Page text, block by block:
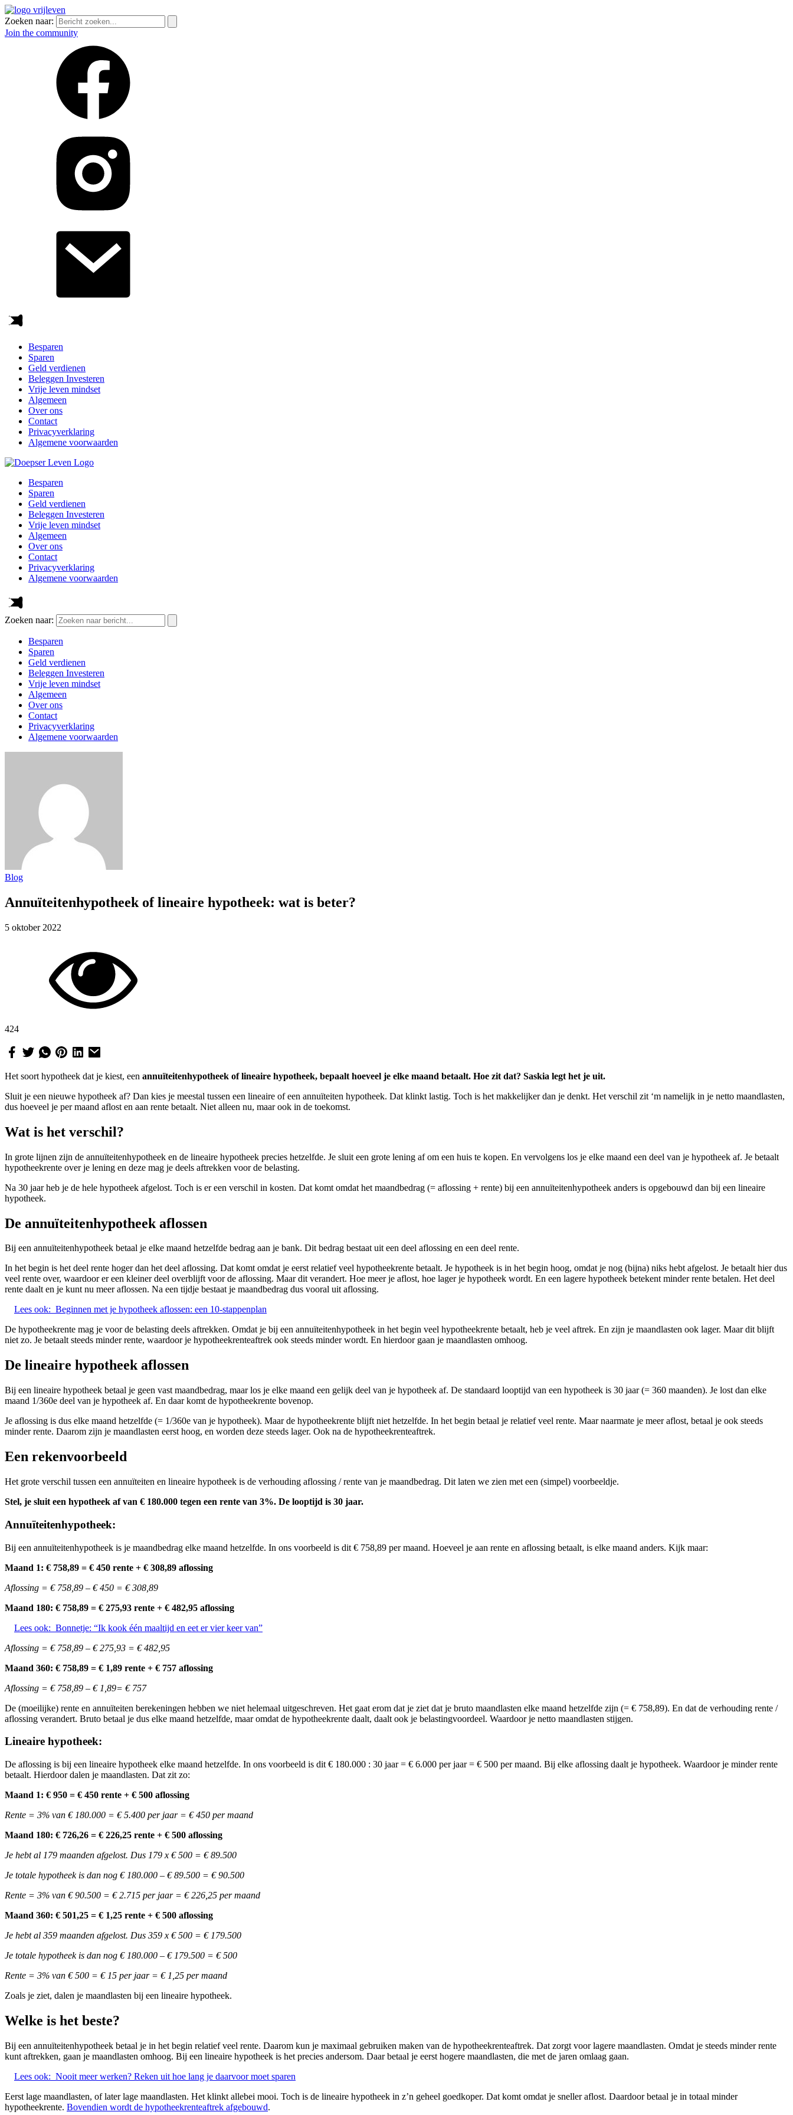
Zoeken naar:
Join the community
Besparen
Sparen
Geld verdienen
Beleggen Investeren
Vrije leven mindset
Algemeen
Over ons
Contact
Privacyverklaring
Algemene voorwaarden
Besparen
Sparen
Geld verdienen
Beleggen Investeren
Vrije leven mindset
Algemeen
Over ons
Contact
Privacyverklaring
Algemene voorwaarden
Zoeken naar:
Besparen
Sparen
Geld verdienen
Beleggen Investeren
Vrije leven mindset
Algemeen
Over ons
Contact
Privacyverklaring
Algemene voorwaarden
Blog
Annuïteitenhypotheek of lineaire hypotheek: wat is beter?
5 oktober 2022
424
Het soort hypotheek dat je kiest, een annuïteitenhypotheek of lineaire hypotheek, bepaalt hoeveel je elke maand betaalt. Hoe zit dat? Saskia legt het je uit.
Sluit je een nieuwe hypotheek af? Dan kies je meestal tussen een lineaire of een annuïteiten hypotheek. Dat klinkt lastig. Toch is het makkelijker dan je denkt. Het verschil zit ‘m namelijk in je netto maandlasten,
dus hoeveel je per maand aflost en aan rente betaalt. Niet alleen nu, maar ook in de toekomst.
Wat is het verschil?
In grote lijnen zijn de annuïteitenhypotheek en de lineaire hypotheek precies hetzelfde. Je sluit een grote lening af om een huis te kopen. En vervolgens los je elke maand een deel van je hypotheek af. Je betaalt
hypotheekrente over je lening en deze mag je deels aftrekken voor de belasting.
Na 30 jaar heb je de hele hypotheek afgelost. Toch is er een verschil in kosten. Dat komt omdat het maandbedrag (= aflossing + rente) bij een annuïteitenhypotheek anders is opgebouwd dan bij een lineaire
hypotheek.
De annuïteitenhypotheek aflossen
Bij een annuïteitenhypotheek betaal je elke maand hetzelfde bedrag aan je bank. Dit bedrag bestaat uit een deel aflossing en een deel rente.
In het begin is het deel rente hoger dan het deel aflossing. Dat komt omdat je eerst relatief veel hypotheekrente betaalt. Je hypotheek is in het begin hoog, omdat je nog (bijna) niks hebt afgelost. Je betaalt hier dus
veel rente over, waardoor er een kleiner deel overblijft voor de aflossing. Maar dit verandert. Hoe meer je aflost, hoe lager je hypotheek wordt. En een lagere hypotheek betekent minder rente betalen. Het deel
rente daalt en je kunt nu meer aflossen. Na een tijdje bestaat je maandbedrag dus vooral uit aflossing.
Lees ook: Beginnen met je hypotheek aflossen: een 10-stappenplan
De hypotheekrente mag je voor de belasting deels aftrekken. Omdat je bij een annuïteitenhypotheek in het begin veel hypotheekrente betaalt, heb je veel aftrek. En zijn je maandlasten ook lager. Maar dit blijft
niet zo. Je betaalt steeds minder rente, waardoor je hypotheekrenteaftrek ook steeds minder wordt. En hierdoor gaan je maandlasten omhoog.
De lineaire hypotheek aflossen
Bij een lineaire hypotheek betaal je geen vast maandbedrag, maar los je elke maand een gelijk deel van je hypotheek af. De standaard looptijd van een hypotheek is 30 jaar (= 360 maanden). Je lost dan elke
maand 1/360e deel van je hypotheek af. En daar komt de hypotheekrente bovenop.
Je aflossing is dus elke maand hetzelfde (= 1/360e van je hypotheek). Maar de hypotheekrente blijft niet hetzelfde. In het begin betaal je relatief veel rente. Maar naarmate je meer aflost, betaal je ook steeds
minder rente. Daarom zijn je maandlasten eerst hoog, en worden deze steeds lager. Ook na de hypotheekrenteaftrek.
Een rekenvoorbeeld
Het grote verschil tussen een annuïteiten en lineaire hypotheek is de verhouding aflossing / rente van je maandbedrag. Dit laten we zien met een (simpel) voorbeeldje.
Stel, je sluit een hypotheek af van € 180.000 tegen een rente van 3%. De looptijd is 30 jaar.
Annuïteitenhypotheek:
Bij een annuïteitenhypotheek is je maandbedrag elke maand hetzelfde. In ons voorbeeld is dit € 758,89 per maand. Hoeveel je aan rente en aflossing betaalt, is elke maand anders. Kijk maar:
Maand 1: € 758,89 = € 450 rente + € 308,89 aflossing
Aflossing = € 758,89 – € 450 = € 308,89
Maand 180: € 758,89 = € 275,93 rente + € 482,95 aflossing
Lees ook: Bonnetje: “Ik kook één maaltijd en eet er vier keer van”
Aflossing = € 758,89 – € 275,93 = € 482,95
Maand 360: € 758,89 = € 1,89 rente + € 757 aflossing
Aflossing = € 758,89 – € 1,89= € 757
De (moeilijke) rente en annuïteiten berekeningen hebben we niet helemaal uitgeschreven. Het gaat erom dat je ziet dat je bruto maandlasten elke maand hetzelfde zijn (= € 758,89). En dat de verhouding rente /
aflossing verandert. Bruto betaal je dus elke maand hetzelfde, maar omdat de hypotheekrente daalt, daalt ook je belastingvoordeel. Waardoor je netto maandlasten stijgen.
Lineaire hypotheek:
De aflossing is bij een lineaire hypotheek elke maand hetzelfde. In ons voorbeeld is dit € 180.000 : 30 jaar = € 6.000 per jaar = € 500 per maand. Bij elke aflossing daalt je hypotheek. Waardoor je minder rente
betaalt. Hierdoor dalen je maandlasten. Dat zit zo:
Maand 1: € 950 = € 450 rente + € 500 aflossing
Rente = 3% van € 180.000 = € 5.400 per jaar = € 450 per maand
Maand 180: € 726,26 = € 226,25 rente + € 500 aflossing
Je hebt al 179 maanden afgelost. Dus 179 x € 500 = € 89.500
Je totale hypotheek is dan nog € 180.000 – € 89.500 = € 90.500
Rente = 3% van € 90.500 = € 2.715 per jaar = € 226,25 per maand
Maand 360: € 501,25 = € 1,25 rente + € 500 aflossing
Je hebt al 359 maanden afgelost. Dus 359 x € 500 = € 179.500
Je totale hypotheek is dan nog € 180.000 – € 179.500 = € 500
Rente = 3% van € 500 = € 15 per jaar = € 1,25 per maand
Zoals je ziet, dalen je maandlasten bij een lineaire hypotheek.
Welke is het beste?
Bij een annuïteitenhypotheek betaal je in het begin relatief veel rente. Daarom kun je maximaal gebruiken maken van de hypotheekrenteaftrek. Dat zorgt voor lagere maandlasten. Omdat je steeds minder rente
kunt aftrekken, gaan je maandlasten omhoog. Bij een lineaire hypotheek is het precies andersom. Daar betaal je eerst hogere maandlasten, die met de jaren omlaag gaan.
Lees ook: Nooit meer werken? Reken uit hoe lang je daarvoor moet sparen
Eerst lage maandlasten, of later lage maandlasten. Het klinkt allebei mooi. Toch is de lineaire hypotheek in z’n geheel goedkoper. Dat komt omdat je sneller aflost. Daardoor betaal je in totaal minder
hypotheekrente. Bovendien wordt de hypotheekrenteaftrek afgebouwd.